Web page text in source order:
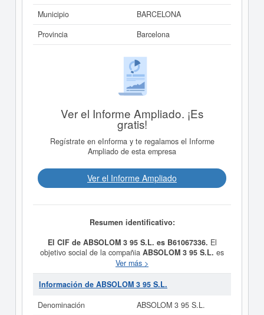
Municipio
BARCELONA
Provincia
Barcelona
Ver el Informe Ampliado. ¡Es
gratis!
Regístrate en eInforma y te regalamos el Informe
Ampliado de esta empresa
Ver el Informe Ampliado
Resumen identificativo:
El CIF de ABSOLOM 3 95 S.L. es B61067336. El
objetivo social de la compañia ABSOLOM 3 95 S.L. es
SERVICIOS INFORMATICOS, DE MARKETING,
COMUNICACION Y PUBLICIDAD. y fue creada el día
27/02/1996. La clase CNAE a la que pertenece es 6812
S.L.en la clasificación del SIC es el 65520000. Esta
Ver más >
Información de ABSOLOM 3 95 S.L.
Denominación
ABSOLOM 3 95 S.L.